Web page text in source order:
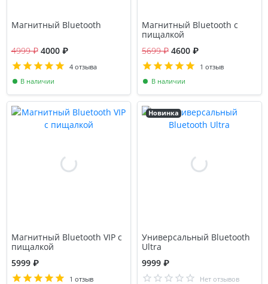
Магнитный Bluetooth
4999 ₽ 4000 ₽
4 отзыва
В наличии
Магнитный Bluetooth с
пищалкой
5699 ₽ 4600 ₽
1 отзыв
В наличии
Магнитный Bluetooth VIP с
пищалкой
5999 ₽
1 отзыв
Новинка
Универсальный Bluetooth
Ultra
9999 ₽
Нет отзывов